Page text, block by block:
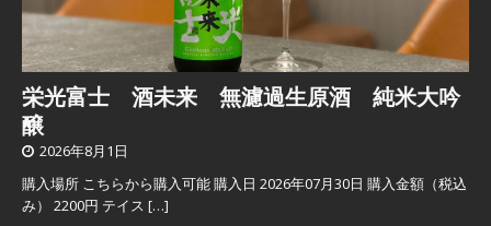
栄光富士 酒未来 無濾過生原酒 純米大吟
醸
2026年8月1日
購入場所 こちらから購入可能 購入日 2026年07月30日 購入金額（税込
み） 2200円 テイス […]